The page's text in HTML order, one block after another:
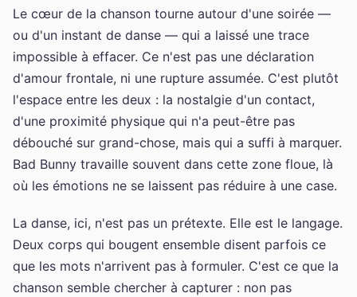
Le cœur de la chanson tourne autour d'une soirée —
ou d'un instant de danse — qui a laissé une trace
impossible à effacer. Ce n'est pas une déclaration
d'amour frontale, ni une rupture assumée. C'est plutôt
l'espace entre les deux : la nostalgie d'un contact,
d'une proximité physique qui n'a peut-être pas
débouché sur grand-chose, mais qui a suffi à marquer.
Bad Bunny travaille souvent dans cette zone floue, là
où les émotions ne se laissent pas réduire à une case.
La danse, ici, n'est pas un prétexte. Elle est le langage.
Deux corps qui bougent ensemble disent parfois ce
que les mots n'arrivent pas à formuler. C'est ce que la
chanson semble chercher à capturer : non pas